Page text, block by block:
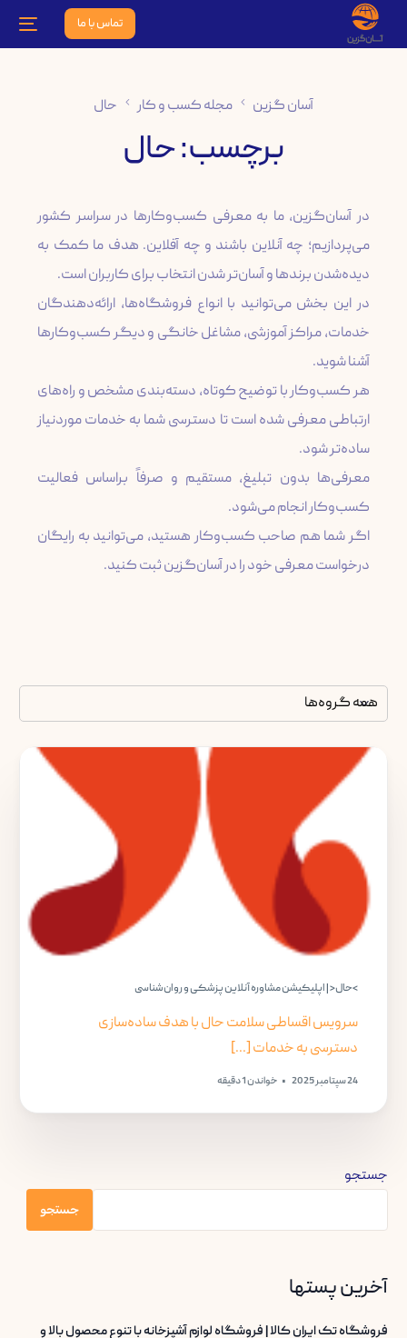
تماس با ما
آسان گزین مجله کسب و کار حال
برچسب:حال
در آسان‌گزین، ما به معرفی کسب‌وکارها در سراسر کشور
می‌پردازیم؛ چه آنلاین باشند و چه آفلاین. هدف ما کمک به
در این بخش می‌توانید با انواع فروشگاه‌ها، ارائه‌دهندگان
خدمات، مراکز آموزشی، مشاغل خانگی و دیگر کسب‌وکارها
هر کسب‌وکار با توضیح کوتاه، دسته‌بندی مشخص و راه‌های
ارتباطی معرفی شده است تا دسترسی شما به خدمات موردنیاز
معرفی‌ها بدون تبلیغ، مستقیم و صرفاً براساس فعالیت
اگر شما هم صاحب کسب‌وکار هستید، می‌توانید به رایگان
درخواست معرفی خود را در آسان‌گزین ثبت کنید.
>حال< | اپلیکیشن مشاوره آنلاین پزشکی و روان‌شناسی
سرویس اقساطی سلامت حال با هدف ساده‌سازی
دسترسی به خدمات [...]
24 سپتامبر 2025 خواندن 1 دقیقه
جستجو
جستجو
آخرین پستها
فروشگاه تک ایران کالا | فروشگاه لوازم آشپزخانه با تنوع محصول بالا و